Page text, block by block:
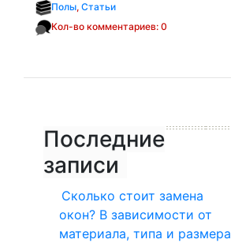
Полы, Статьи
Кол-во комментариев: 0
Последние
записи
Сколько стоит замена
окон? В зависимости от
материала, типа и размера